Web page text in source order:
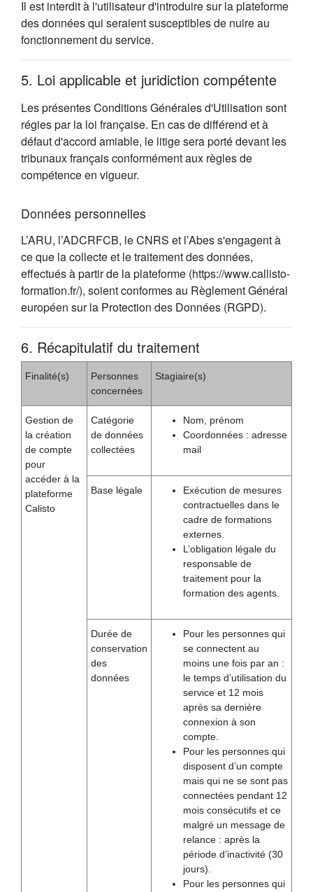
Il est interdit à l'utilisateur d'introduire sur la plateforme
des données qui seraient susceptibles de nuire au
fonctionnement du service.
5. Loi applicable et juridiction compétente
Les présentes Conditions Générales d'Utilisation sont
régies par la loi française. En cas de différend et à
défaut d'accord amiable, le litige sera porté devant les
tribunaux français conformément aux règles de
compétence en vigueur.
Données personnelles
L’ARU, l’ADCRFCB, le CNRS et l’Abes s'engagent à
ce que la collecte et le traitement des données,
effectués à partir de la plateforme (https://www.callisto-
formation.fr/), soient conformes au Règlement Général
européen sur la Protection des Données (RGPD).
6. Récapitulatif du traitement
Finalité(s)
Personnes
concernées
Stagiaire(s)
Gestion de
la création
de compte
pour
accéder à la
plateforme
Calisto
Catégorie
de données
collectées
Nom, prénom
Coordonnées : adresse
mail
Base légale
Exécution de mesures
contractuelles dans le
cadre de formations
externes.
L’obligation légale du
responsable de
traitement pour la
formation des agents.
Durée de
conservation
des
données
Pour les personnes qui
se connectent au
moins une fois par an :
le temps d’utilisation du
service et 12 mois
après sa dernière
connexion à son
compte.
Pour les personnes qui
disposent d’un compte
mais qui ne se sont pas
connectées pendant 12
mois consécutifs et ce
malgré un message de
relance : après la
période d’inactivité (30
jours).
Pour les personnes qui